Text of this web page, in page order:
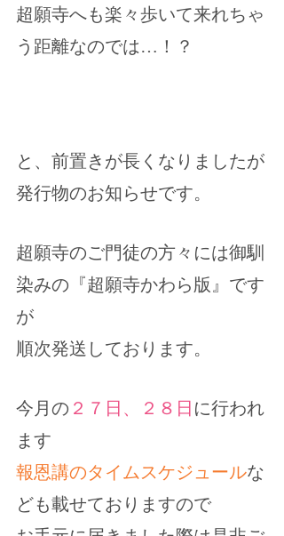
超願寺へも楽々歩いて来れちゃ
う距離なのでは…！？
と、前置きが長くなりましたが
発行物のお知らせです。
超願寺のご門徒の方々には御馴
染みの『超願寺かわら版』です
が
順次発送しております。
今月の ２７日、２８日 に行われ
ます
報恩講のタイムスケジュールな
ども載せておりますので